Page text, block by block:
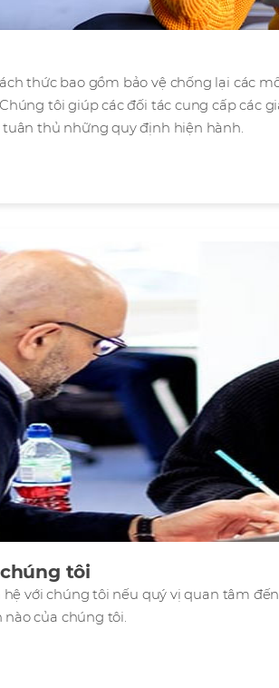
thức bao gồm bảo vệ chống lại các
tôi giúp các đối tác cung cấp các
thủ những quy định hiện hành.
tôi
hệ với chúng tôi nếu quý vị quan tâm
của chúng tôi.